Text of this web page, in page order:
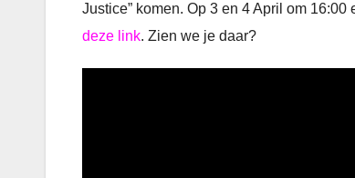
Justice” komen. Op 3 en 4 April om
deze link. Zien we je daar?